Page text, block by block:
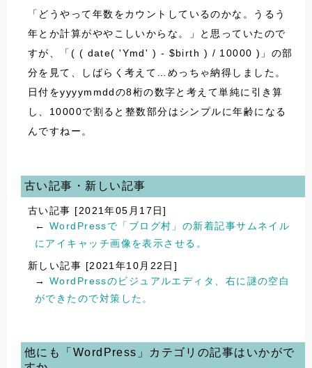
「どうやって年数をカウントしているのかな。うるう
年とか計算がややこしいからな。」と思っていたので
すが、「( ( date( 'Ymd' ) - $birth ) / 10000 )」の部
分を見て、しばらく考えて…めっちゃ納得しました。
日付をyyyymmddの8桁の数字と考えて単純に引き算
し、10000で割ると整数部分はシンプルに年齢になる
んですねー。
古い記事・新しい記事
古い記事 [2021年05月17日]
← WordPressで「ブログ村」の新着記事サムネイル
にアイキャッチ画像を表示させる。
新しい記事 [2021年10月22日]
→ WordPressのビジュアルエディタ、右に謎の空白
ができたので対策した。
他にも「WordPress」カテゴリの記事はいかがで